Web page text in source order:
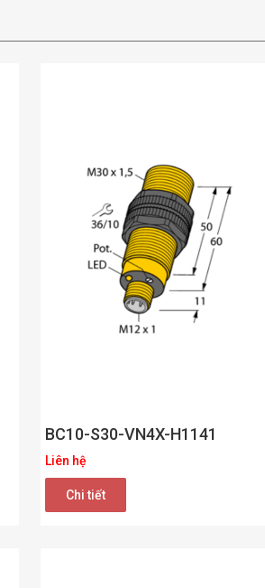
BC10-S30-VN4X-H1141
Liên hệ
Chi tiết